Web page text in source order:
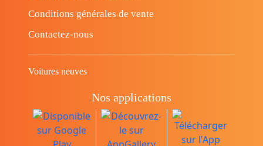
Conditions générales de vente
Contactez-nous
Voitures neuves
Nos applications